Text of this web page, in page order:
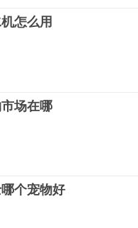
怎么用
场在哪
个宠物好